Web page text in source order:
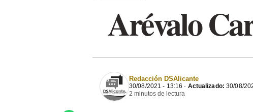
Arévalo
Redacción DSAlicante
30/08/2021 - 13:16 · Actualizado: 30/08/
2 minutos de lectura